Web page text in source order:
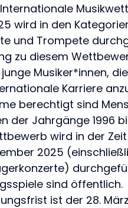
Internationale
wird in den
und Trompete
zu diesem
Musiker*innen,
Karriere
berechtigt sind
der Jahrgänge 1996
wird in der Zeit
2025
sind öffentlich.
ist der 28.